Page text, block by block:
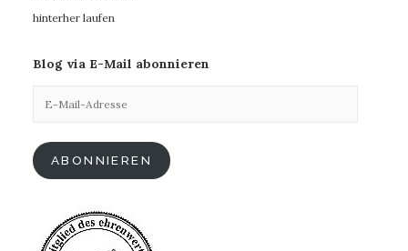
hinterher laufen
Blog via E-Mail abonnieren
Mail-
ABONNIEREN